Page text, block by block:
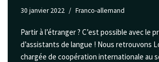
30 janvier 2022 Franco-allemand
Partir à l’étranger ? C’est possible avec le
d’assistants de langue ! Nous retrouvons
chargée de coopération internationale au